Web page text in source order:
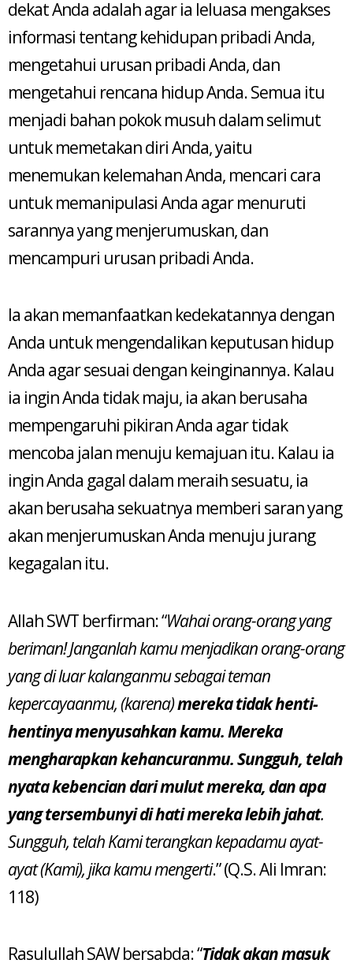
dekat Anda adalah agar ia leluasa mengakses
informasi tentang kehidupan pribadi Anda,
mengetahui urusan pribadi Anda, dan
mengetahui rencana hidup Anda. Semua itu
menjadi bahan pokok musuh dalam selimut
untuk memetakan diri Anda, yaitu
menemukan kelemahan Anda, mencari cara
untuk memanipulasi Anda agar menuruti
sarannya yang menjerumuskan, dan
mencampuri urusan pribadi Anda.
Ia akan memanfaatkan kedekatannya dengan
Anda untuk mengendalikan keputusan hidup
Anda agar sesuai dengan keinginannya. Kalau
ia ingin Anda tidak maju, ia akan berusaha
mempengaruhi pikiran Anda agar tidak
mencoba jalan menuju kemajuan itu. Kalau ia
ingin Anda gagal dalam meraih sesuatu, ia
akan berusaha sekuatnya memberi saran yang
akan menjerumuskan Anda menuju jurang
kegagalan itu.
Allah SWT berfirman: “Wahai orang-orang yang
beriman! Janganlah kamu menjadikan orang-orang
yang di luar kalanganmu sebagai teman
kepercayaanmu, (karena)mereka tidak henti-
hentinya menyusahkan kamu. Mereka
mengharapkan kehancuranmu. Sungguh, telah
nyata kebencian dari mulut mereka, dan apa
yang tersembunyi di hati mereka lebih jahat.
Sungguh, telah Kami terangkan kepadamu ayat-
ayat (Kami), jika kamu mengerti.” (Q.S. Ali Imran:
118)
Rasulullah SAW bersabda: “Tidak akan masuk